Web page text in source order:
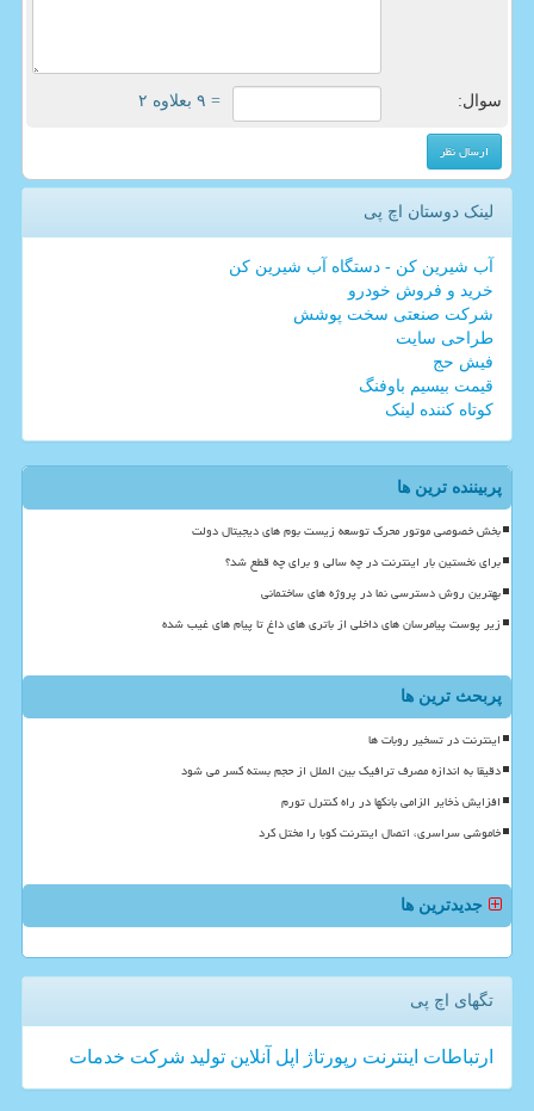
سوال: = ۹ بعلاوه ۲
لینک دوستان اچ پی
آب شیرین کن - دستگاه آب شیرین کن
خرید و فروش خودرو
شرکت صنعتی سخت پوشش
طراحی سایت
فیش حج
قیمت بیسیم باوفنگ
کوتاه کننده لینک
پربیننده ترین ها
بخش خصوصی موتور محرک توسعه زیست بوم های دیجیتال دولت
برای نخستین بار اینترنت در چه سالی و برای چه قطع شد؟
بهترین روش دسترسی نما در پروژه های ساختمانی
زیر پوست پیامرسان های داخلی از باتری های داغ تا پیام های غیب شده
پربحث ترین ها
اینترنت در تسخیر روبات ها
دقیقا به اندازه مصرف ترافیک بین الملل از حجم بسته کسر می شود
افزایش ذخایر الزامی بانکها در راه کنترل تورم
خاموشی سراسری، اتصال اینترنت کوبا را مختل کرد
جدیدترین ها
تگهای اچ پی
ارتباطات اینترنت رپورتاژ اپل آنلاین تولید شركت خدمات